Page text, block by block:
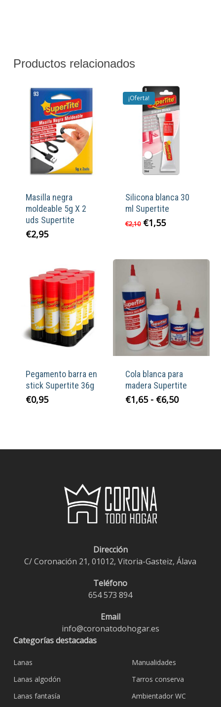
Productos relacionados
Masilla negra
moldeable 5g X 2
uds Supertite
€2,95
¡Oferta!
Silicona blanca 30
ml Supertite
€2,10 El
€1,55El
Pegamento barra en
stick Supertite 36g
€0,95
Cola blanca para
madera Supertite
€1,65 - €6,50Rango
hasta
Dirección
C/ Coronación 21, 01012, Vitoria-Gasteiz, Álava
Teléfono
654 573 894
Email
info@coronatodohogar.es
Categorías destacadas
Lanas
Lanas algodón
Lanas fantasía
Manualidades
Tarros conserva
Ambientador WC